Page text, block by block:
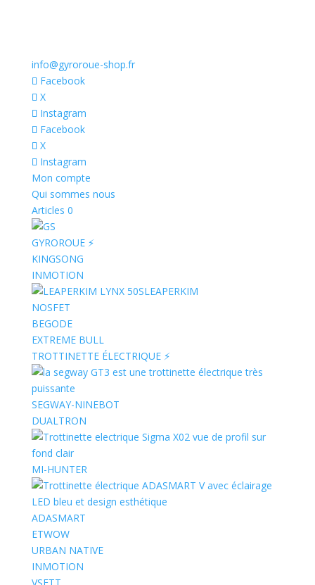
info@gyroroue-shop.fr
Facebook
X
Instagram
Facebook
X
Instagram
Mon compte
Qui sommes nous
Articles 0
GYROROUE ⚡️
KINGSONG
INMOTION
LEAPERKIM
NOSFET
BEGODE
EXTREME BULL
TROTTINETTE ÉLECTRIQUE ⚡️
SEGWAY-NINEBOT
DUALTRON
MI-HUNTER
ADASMART
ETWOW
URBAN NATIVE
INMOTION